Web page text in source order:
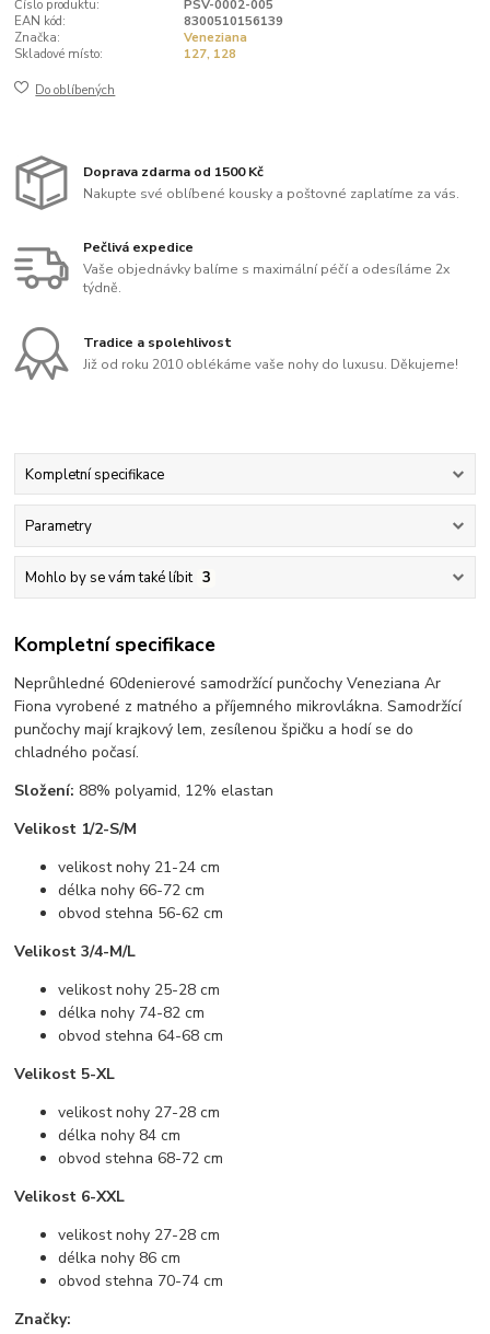
Číslo produktu:
PSV-0002-005
EAN kód:
8300510156139
Značka:
Veneziana
Skladové místo:
127, 128
Do oblíbených
Doprava zdarma od 1500 Kč
Nakupte své oblíbené kousky a poštovné zaplatíme za vás.
Pečlivá expedice
Vaše objednávky balíme s maximální péčí a odesíláme 2x
týdně.
Tradice a spolehlivost
Již od roku 2010 oblékáme vaše nohy do luxusu. Děkujeme!
Kompletní specifikace
Parametry
Mohlo by se vám také líbit 3
Kompletní specifikace
Neprůhledné 60denierové samodržící punčochy Veneziana Ar
Fiona vyrobené z matného a příjemného mikrovlákna. Samodržící
punčochy mají krajkový lem, zesílenou špičku a hodí se do
chladného počasí.
Složení: 88% polyamid, 12% elastan
Velikost 1/2-S/M
velikost nohy 21-24 cm
délka nohy 66-72 cm
obvod stehna 56-62 cm
Velikost 3/4-M/L
velikost nohy 25-28 cm
délka nohy 74-82 cm
obvod stehna 64-68 cm
Velikost 5-XL
velikost nohy 27-28 cm
délka nohy 84 cm
obvod stehna 68-72 cm
Velikost 6-XXL
velikost nohy 27-28 cm
délka nohy 86 cm
obvod stehna 70-74 cm
Značky: